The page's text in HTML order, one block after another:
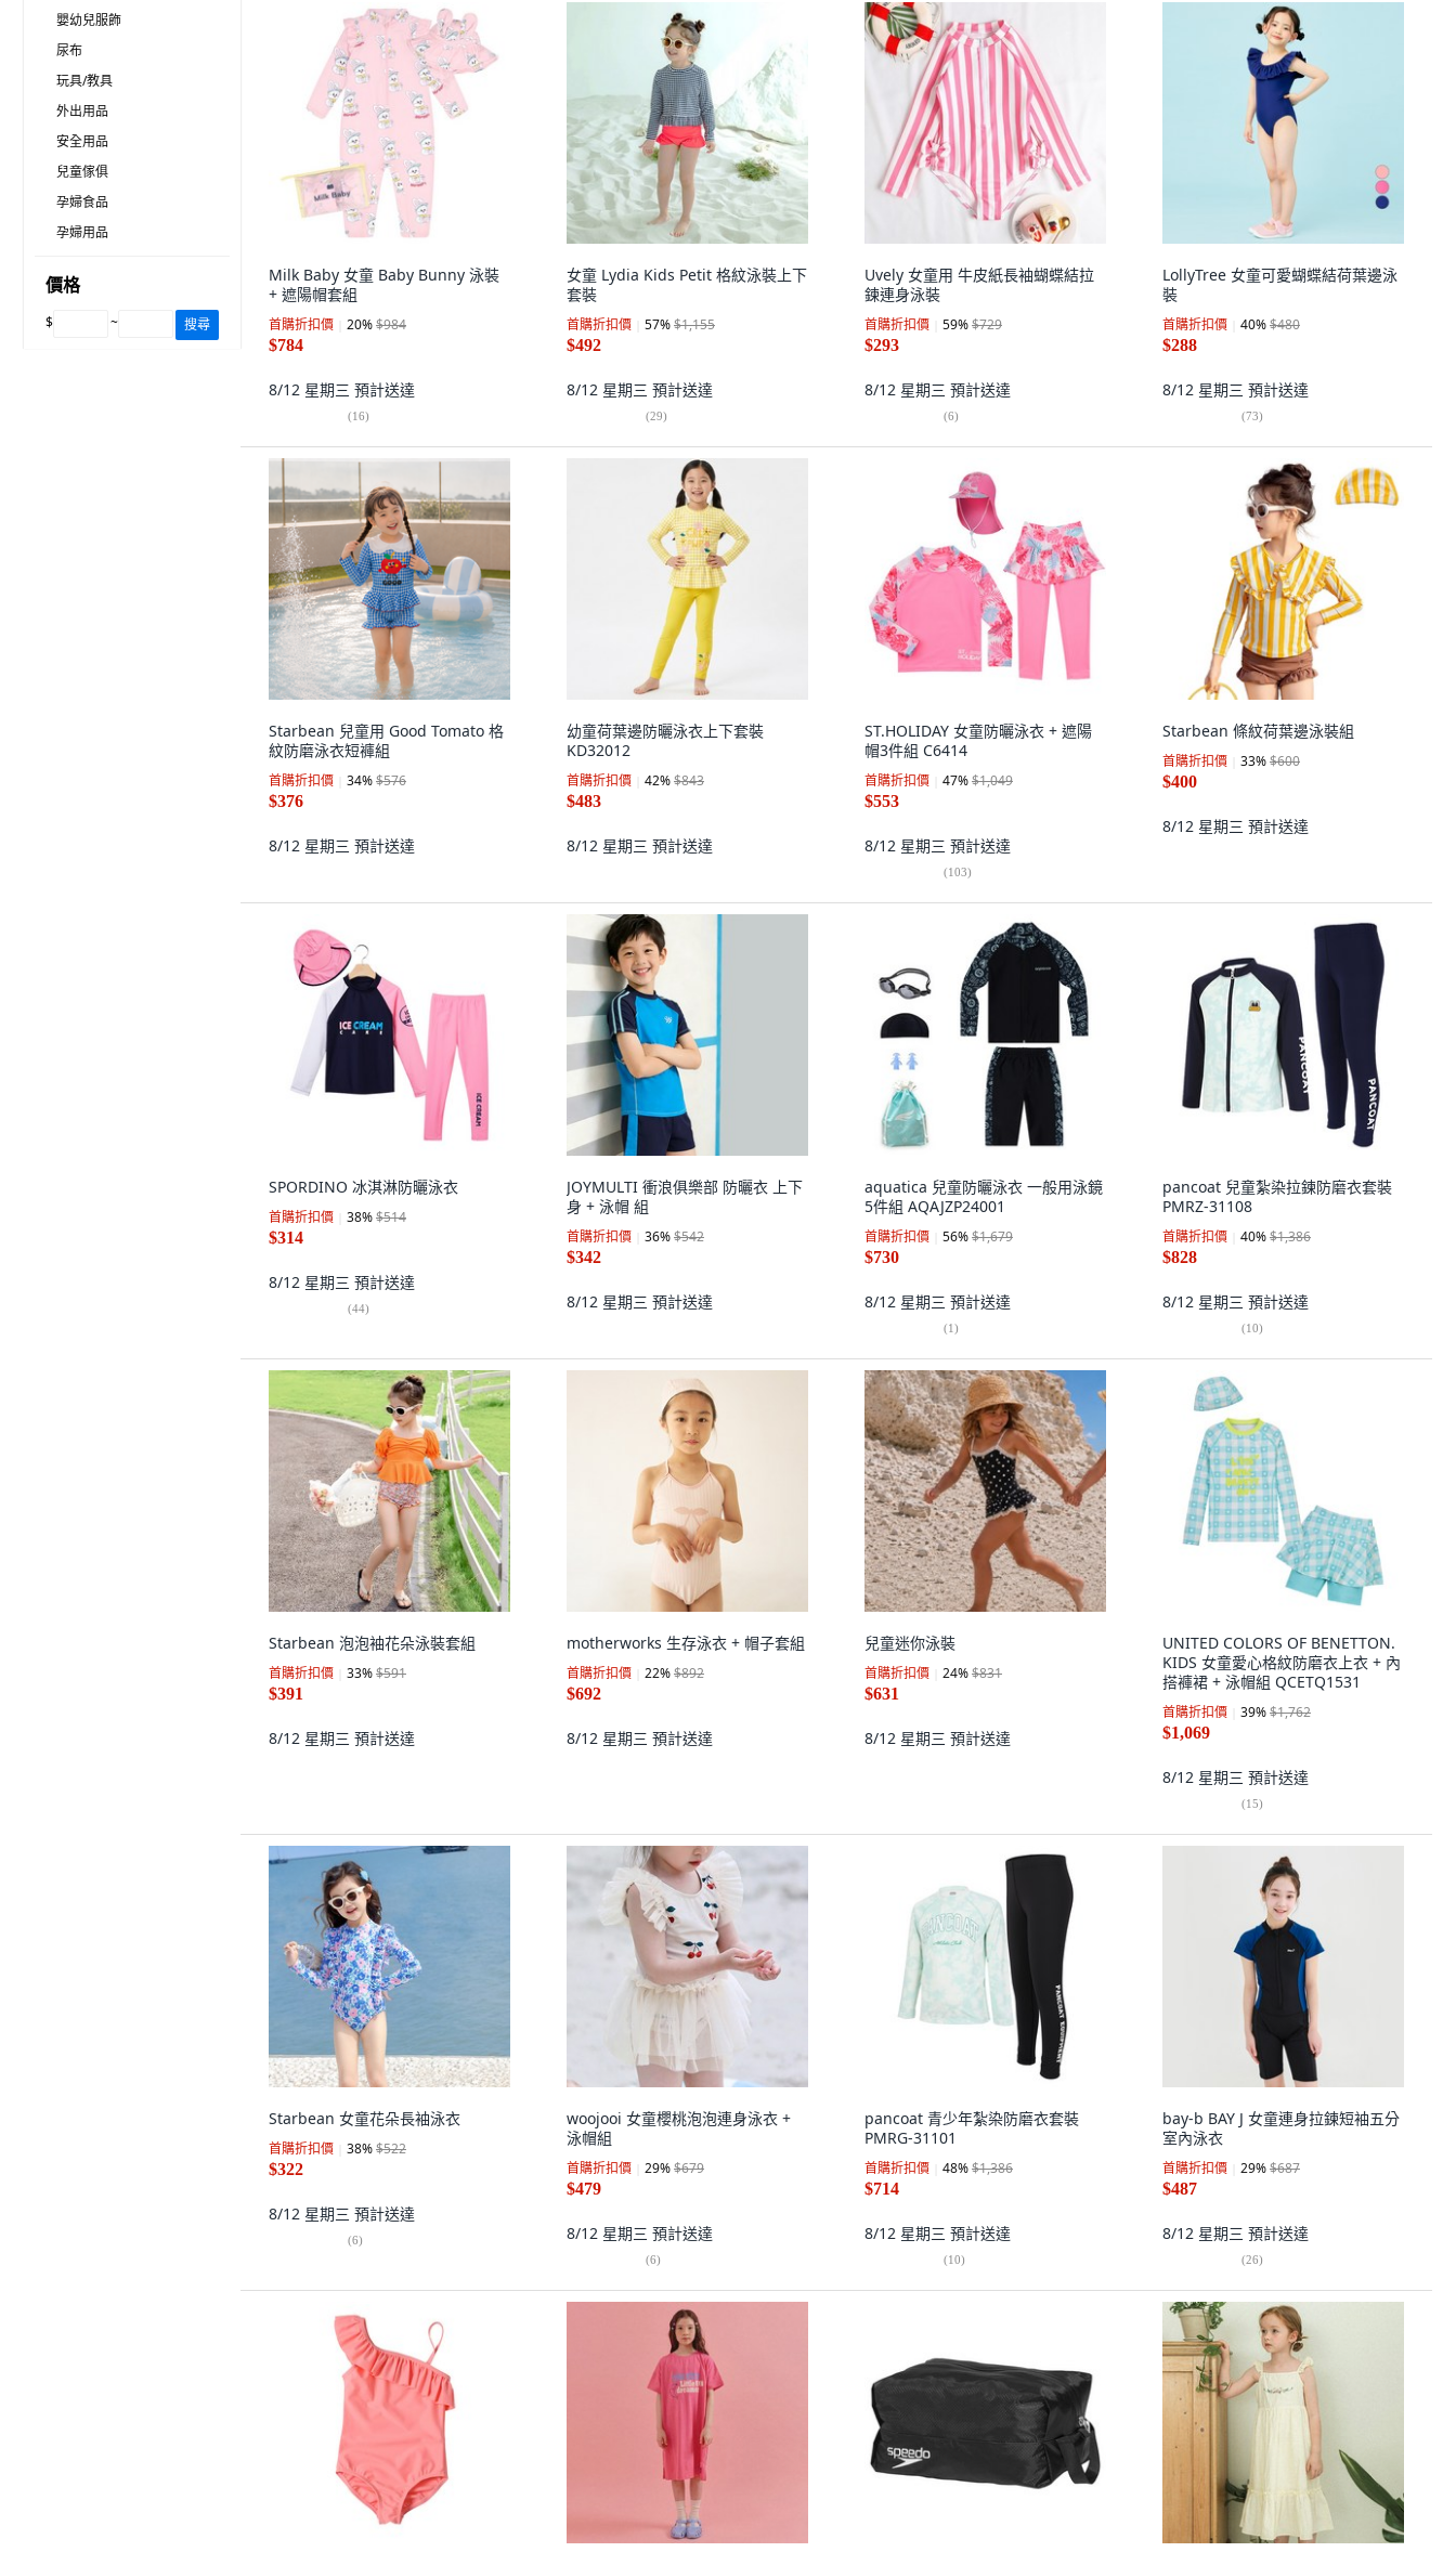
嬰幼兒服飾
尿布
玩具/教具
外出用品
安全用品
兒童傢俱
孕婦食品
孕婦用品
價格
$ ~ 搜尋
Milk Baby 女童 Baby Bunny 泳裝
+ 遮陽帽套組
首購折扣價 20%$984
$784
8/12 星期三 預計送達
(16)
女童 Lydia Kids Petit 格紋泳裝上下
套裝
首購折扣價 57%$1,155
$492
8/12 星期三 預計送達
(29)
Uvely 女童用 牛皮紙長袖蝴蝶結拉
鍊連身泳裝
首購折扣價 59%$729
$293
8/12 星期三 預計送達
(6)
LollyTree 女童可愛蝴蝶結荷葉邊泳
裝
首購折扣價 40%$480
$288
8/12 星期三 預計送達
(73)
Starbean 兒童用 Good Tomato 格
紋防磨泳衣短褲組
首購折扣價 34%$576
$376
8/12 星期三 預計送達
幼童荷葉邊防曬泳衣上下套裝
KD32012
首購折扣價 42%$843
$483
8/12 星期三 預計送達
ST.HOLIDAY 女童防曬泳衣 + 遮陽
帽3件組 C6414
首購折扣價 47%$1,049
$553
8/12 星期三 預計送達
(103)
Starbean 條紋荷葉邊泳裝組
首購折扣價 33%$600
$400
8/12 星期三 預計送達
SPORDINO 冰淇淋防曬泳衣
首購折扣價 38%$514
$314
8/12 星期三 預計送達
(44)
JOYMULTI 衝浪俱樂部 防曬衣 上下
身 + 泳帽 組
首購折扣價 36%$542
$342
8/12 星期三 預計送達
aquatica 兒童防曬泳衣 一般用泳鏡
5件組 AQAJZP24001
首購折扣價 56%$1,679
$730
8/12 星期三 預計送達
(1)
pancoat 兒童紮染拉鍊防磨衣套裝
PMRZ-31108
首購折扣價 40%$1,386
$828
8/12 星期三 預計送達
(10)
Starbean 泡泡袖花朵泳裝套組
首購折扣價 33%$591
$391
8/12 星期三 預計送達
motherworks 生存泳衣 + 帽子套組
首購折扣價 22%$892
$692
8/12 星期三 預計送達
兒童迷你泳裝
首購折扣價 24%$831
$631
8/12 星期三 預計送達
UNITED COLORS OF BENETTON.
KIDS 女童愛心格紋防磨衣上衣 + 內
搭褲裙 + 泳帽組 QCETQ1531
首購折扣價 39%$1,762
$1,069
8/12 星期三 預計送達
(15)
Starbean 女童花朵長袖泳衣
首購折扣價 38%$522
$322
8/12 星期三 預計送達
(6)
woojooi 女童櫻桃泡泡連身泳衣 +
泳帽組
首購折扣價 29%$679
$479
8/12 星期三 預計送達
(6)
pancoat 青少年紮染防磨衣套裝
PMRG-31101
首購折扣價 48%$1,386
$714
8/12 星期三 預計送達
(10)
bay-b BAY J 女童連身拉鍊短袖五分
室內泳衣
首購折扣價 29%$687
$487
8/12 星期三 預計送達
(26)